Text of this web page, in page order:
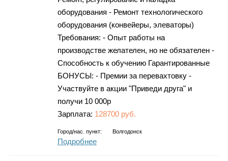
оборудования - Ремонт технологического
оборудования (конвейеры, элеваторы)
Требования: - Опыт работы на
производстве желателен, но не обязателен -
Способность к обучению Гарантированные
БОНУСЫ: - Премии за перевахтовку -
Участвуйте в акции "Приведи друга" и
получи 10 000р
Зарплата: 128700 руб.
Город/нас. пункт: Волгодонск
Подробнее